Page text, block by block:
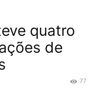
quatro
de
77